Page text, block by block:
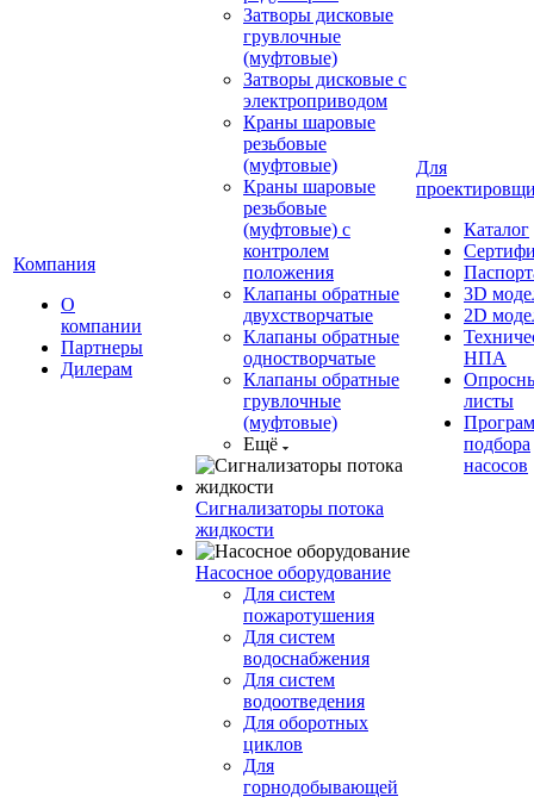
Компания
О
компании
Партнеры
Дилерам
Затворы дисковые
грувлочные
(муфтовые)
Затворы дисковые с
электроприводом
Краны шаровые
резьбовые
(муфтовые)
Краны шаровые
резьбовые
(муфтовые) с
контролем
положения
Клапаны обратные
двухстворчатые
Клапаны обратные
одностворчатые
Клапаны обратные
грувлочные
(муфтовые)
Ещё
Сигнализаторы потока
жидкости
Насосное оборудование
Для систем
пожаротушения
Для систем
водоснабжения
Для систем
водоотведения
Для оборотных
циклов
Для
горнодобывающей
Для
Каталог
3D
2D
НПА
листы
подбора
насосов